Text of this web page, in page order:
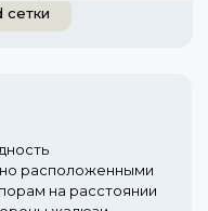
сетки
расположенными
на расстоянии